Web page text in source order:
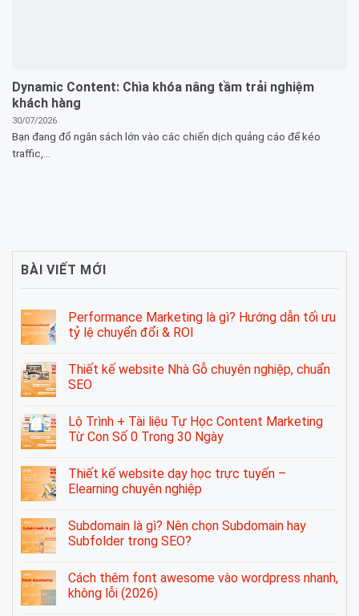
Dynamic Content: Chìa khóa nâng tầm trải nghiệm
khách hàng
30/07/2026
Bạn đang đổ ngân sách lớn vào các chiến dịch quảng cáo để kéo
traffic,...
BÀI VIẾT MỚI
Performance Marketing là gì? Hướng dẫn tối ưu
tỷ lệ chuyển đổi & ROI
Thiết kế website Nhà Gỗ chuyên nghiệp, chuẩn
SEO
Lộ Trình + Tài liệu Tự Học Content Marketing
Từ Con Số 0 Trong 30 Ngày
Thiết kế website dạy học trực tuyến –
Elearning chuyên nghiệp
Subdomain là gì? Nên chọn Subdomain hay
Subfolder trong SEO?
Cách thêm font awesome vào wordpress nhanh,
không lỗi (2026)